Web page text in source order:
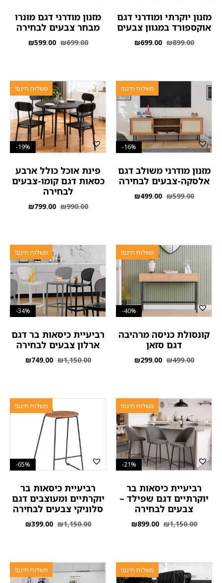
מזנון יוקרתי ומודרני דגם
אוקספורד במגוון צבעים
₪899.00
₪699.00
מזנון מודרני דגם מונרו
מבחר צבעים לבחירה
₪699.00
₪599.00
משלוח חינם!
16%-
מזנון מודרני משולב דגם
אלסקה-צבעים לבחירה
₪599.00
₪499.00
משלוח חינם!
19%-
פינת אוכל כולל ארבע
כסאות דגם קומו-צבעים
לבחירה
₪990.00
₪799.00
משלוח חינם!
40%-
קונסולת כניסה מרהיבה
דגם סזאן
₪499.00
₪299.00
משלוח חינם!
34%-
רביעיית כיסאות בר דגם
ארלון צבעים לבחירה
₪1,150.00
₪749.00
משלוח חינם!
21%-
רביעיית כיסאות בר
יוקרתיים דגם שפילד –
צבעים לבחירה
₪1,150.00
₪899.00
משלוח חינם!
65%-
רביעיית כיסאות בר
יוקרתיים ומעוצבים דגם
סלוניקי צבעים לבחירה
₪1,150.00
₪399.00
משלוח חינם! משלוח חינם!